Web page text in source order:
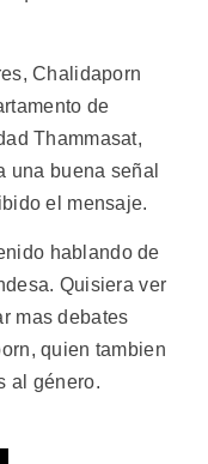
Chalidaporn
de
Thammasat,
una buena señal
el mensaje.
hablando de
Quisiera ver
mas debates
quien tambien
al género.